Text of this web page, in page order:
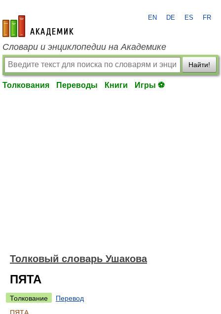
academic.ru
EN DE ES FR
Словари и энциклопедии на Академике
Найти!
Толкования Переводы Книги Игры ⚽
Толковый словарь Ушакова
ПЯТА
Толкование
Перевод